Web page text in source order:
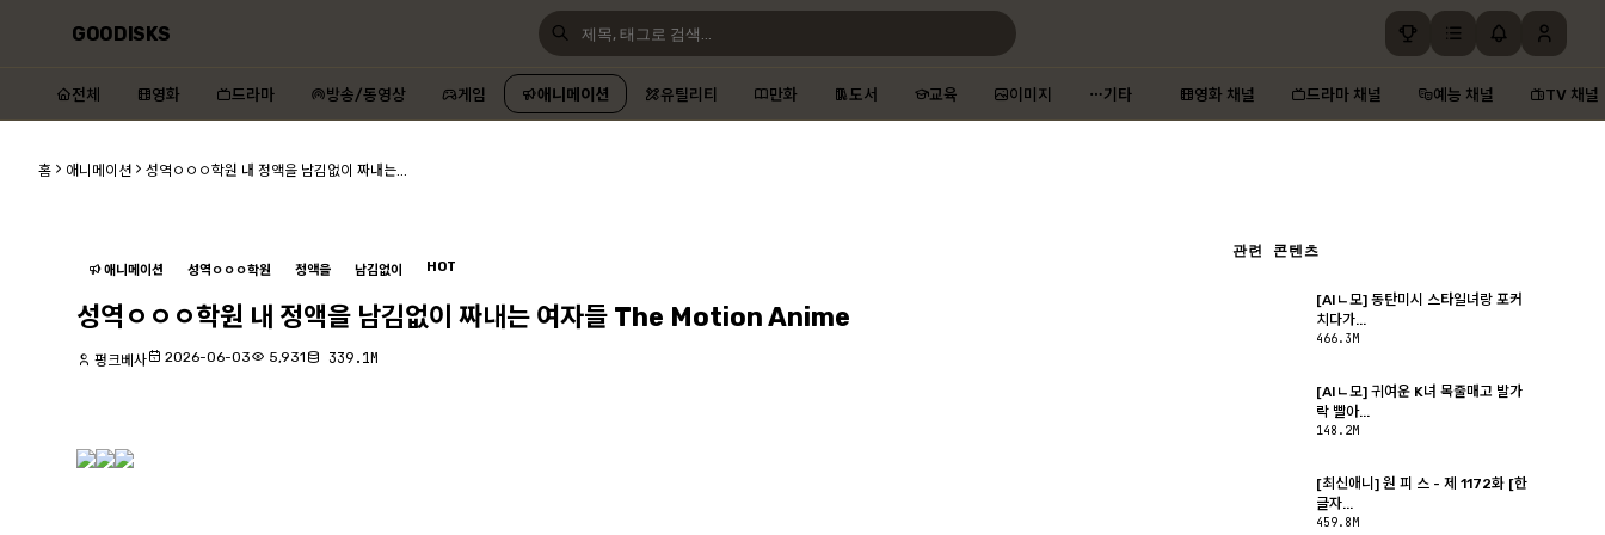
GOODISKS
전체 영화 드라마 방송/동영상 게임 애니메이션 유틸리티 만화 도서 교육 이미지 기타 영화 채널 드라마 채널 예능 채널 TV 채널
홈 애니메이션 성역ㅇㅇㅇ학원 내 정액을 남김없이 짜내는...
애니메이션 성역ㅇㅇㅇ학원 정액을 남김없이 HOT
성역ㅇㅇㅇ학원 내 정액을 남김없이 짜내는 여자들 The Motion Anime
펑크베사 2026-06-03 5,931 339.1M
관련 콘텐츠
[AIㄴ모] 동탄미시 스타일녀랑 포커
치다가...
466.3M
[AIㄴ모] 귀여운 K녀 목줄매고 발가
락 빨아...
148.2M
[최신애니] 원 피 스 - 제 1172화 [한
글자...
459.8M